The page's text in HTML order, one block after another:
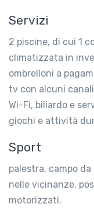
Servizi
2 piscine, di cui 1
climatizzata in
ombrelloni a
tv con alcuni
Wi-Fi, biliardo e
giochi e attività
Sport
palestra, campo
nelle vicinanze,
motorizzati.